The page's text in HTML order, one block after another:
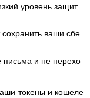
уровень защит
ваши сбе
письма и не перехо
токены и кошеле